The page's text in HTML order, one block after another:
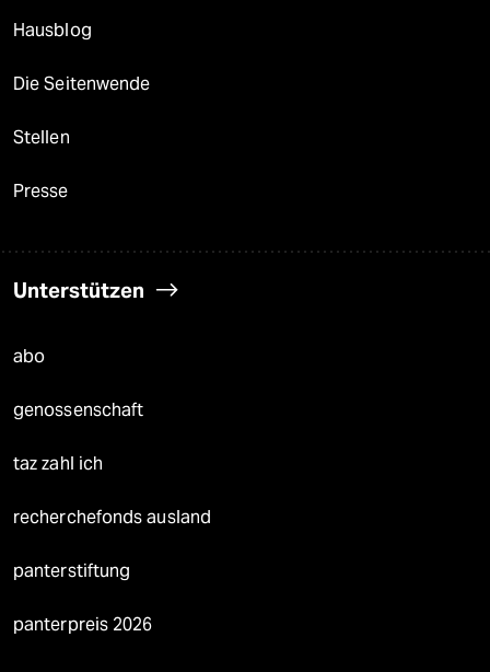
Hausblog
Die Seitenwende
Stellen
Presse
Unterstützen
abo
genossenschaft
taz zahl ich
recherchefonds ausland
panterstiftung
panterpreis 2026